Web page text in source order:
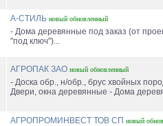
А-СТИЛЬ новый обновленный
- Дома деревянные под заказ (от
"под ключ")...
АГРОПАК ЗАО новый обновленный
- Доска обр., н/обр., брус хвойных
Двери, окна деревянные - Дома
АГРОПРОМИНВЕСТ ТОВ СП новый